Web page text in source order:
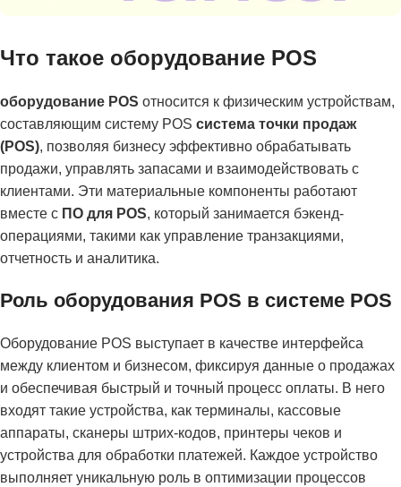
Что такое оборудование POS
оборудование POS относится к физическим устройствам,
составляющим систему POS система точки продаж
(POS), позволяя бизнесу эффективно обрабатывать
продажи, управлять запасами и взаимодействовать с
клиентами. Эти материальные компоненты работают
вместе с ПО для POS, который занимается бэкенд-
операциями, такими как управление транзакциями,
отчетность и аналитика.
Роль оборудования POS в системе POS
Оборудование POS выступает в качестве интерфейса
между клиентом и бизнесом, фиксируя данные о продажах
и обеспечивая быстрый и точный процесс оплаты. В него
входят такие устройства, как терминалы, кассовые
аппараты, сканеры штрих-кодов, принтеры чеков и
устройства для обработки платежей. Каждое устройство
выполняет уникальную роль в оптимизации процессов